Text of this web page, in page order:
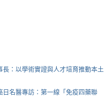
：以學術實證與人才培育推動本土
名醫專訪：第一線「免疫四藥聯